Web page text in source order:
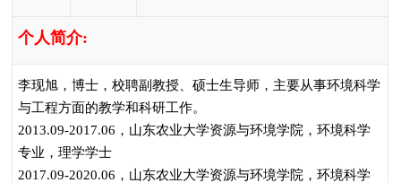
个人简介:
李现旭，博士，校聘副教授、硕士生导师，主要从事环境科学
与工程方面的教学和科研工作。
2013.09-2017.06 ，山东农业大学资源与环境学院，环境科学
专业，理学学士
2017.09-2020.06 ，山东农业大学资源与环境学院，环境科学